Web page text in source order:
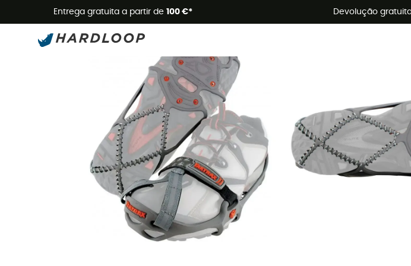
Entrega gratuita a partir de 100 €* Devolução
Promoções de verão 🔥 -5% EXTRA a